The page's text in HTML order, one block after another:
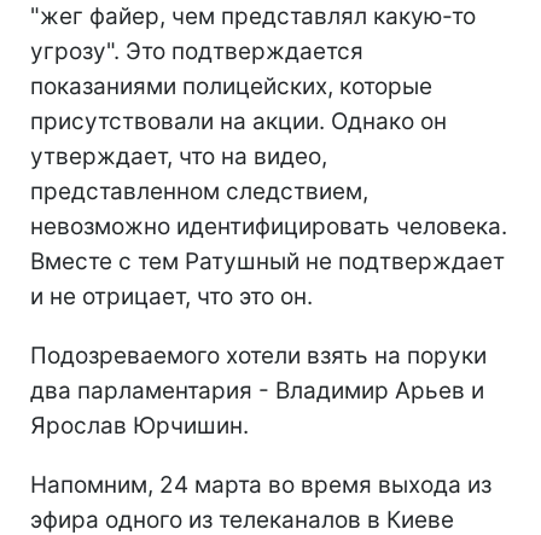
"жег файер, чем представлял какую-то
угрозу". Это подтверждается
показаниями полицейских, которые
присутствовали на акции. Однако он
утверждает, что на видео,
представленном следствием,
невозможно идентифицировать человека.
Вместе с тем Ратушный не подтверждает
и не отрицает, что это он.
Подозреваемого хотели взять на поруки
два парламентария - Владимир Арьев и
Ярослав Юрчишин.
Напомним, 24 марта во время выхода из
эфира одного из телеканалов в Киеве